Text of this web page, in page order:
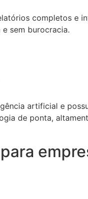
completos
sem burocracia.
artificial e
de ponta,